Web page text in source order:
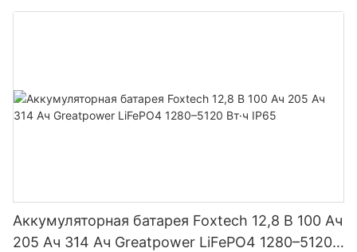
590 Вт, 620 Вт, 630 Вт, 650 Вт, двусторонние
Аккумуляторная батарея Foxtech 12,8 В 100 Ач
205 Ач 314 Ач Greatpower LiFePO4 1280–5120